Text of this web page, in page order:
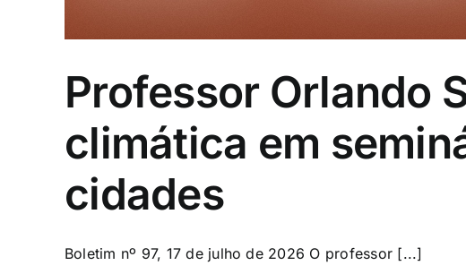
Professor Orlando
climática em
cidades
Boletim nº 97, 17 de julho de 2026 O professor [...]